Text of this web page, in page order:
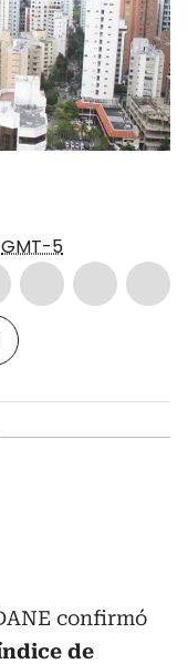
GMT-5
confirmó
de